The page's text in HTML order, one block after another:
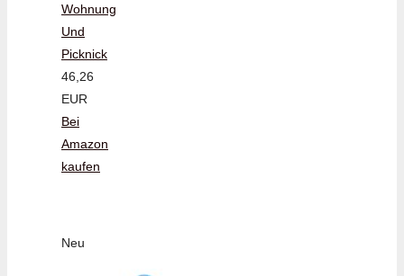
Wohnung
Und
Picknick
46,26
EUR
Bei
Amazon
kaufen
Neu